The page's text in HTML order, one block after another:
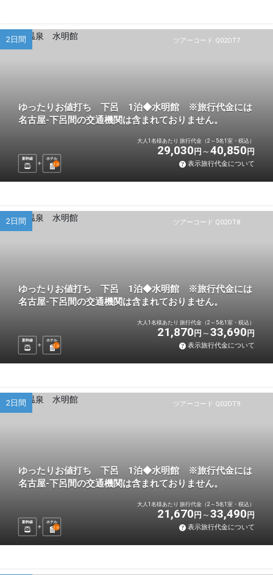
ツアーコード Q02OT7
2日間
ゆったりお値打ち 下呂 1泊◆水明館 ※旅行代金には
名古屋-下呂間の交通機関は含まれておりません。
新幹線
ホテル
1 泊
大人1名様あたり 旅行代金（2～5名1室・税込）
29,030 円 40,850 円
表示旅行代金について
ツアーコード Q02OT8
2日間
ゆったりお値打ち 下呂 1泊◆水明館 ※旅行代金には
名古屋-下呂間の交通機関は含まれておりません。
新幹線
ホテル
1 泊
大人1名様あたり 旅行代金（2～5名1室・税込）
21,870 円 33,690 円
表示旅行代金について
ツアーコード Q02OT9
2日間
ゆったりお値打ち 下呂 1泊◆水明館 ※旅行代金には
名古屋-下呂間の交通機関は含まれておりません。
新幹線
ホテル
1 泊
大人1名様あたり 旅行代金（2～5名1室・税込）
21,670 円 33,490 円
表示旅行代金について